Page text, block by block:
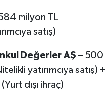
milyon TL
satış)
Değerler AŞ – 500
yatırımcıya satış) +
dışı ihraç)